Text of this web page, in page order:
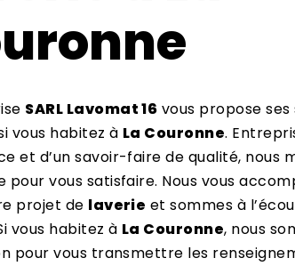
SARL Lavomat 16 vous propose
vous habitez à La Couronne.
et d’un savoir-faire de qualité, nous
pour vous satisfaire. Nous vous
projet de laverie et sommes à
vous habitez à La Couronne, nous
pour vous transmettre les